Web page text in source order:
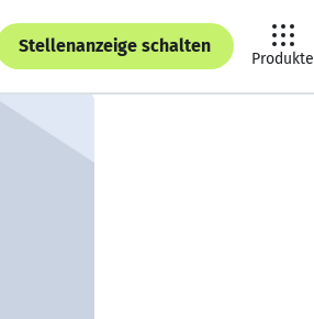
Stellenanzeige schalten
Produkte